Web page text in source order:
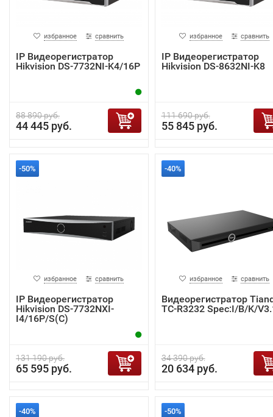
избранное сравнить
IP Видеорегистратор
Hikvision DS-7732NI-K4/16P
88 890 руб.
44 445 руб.
избранное сравнить
IP Видеорегистратор
Hikvision DS-8632NI-K8
111 690 руб.
55 845 руб.
-50%
избранное сравнить
IP Видеорегистратор
Hikvision DS-7732NXI-
I4/16P/S(C)
131 190 руб.
65 595 руб.
-40%
избранное сравнить
Видеорегистратор
TC-R3232 Spec:I/B/K/
34 390 руб.
20 634 руб.
-40% -50%